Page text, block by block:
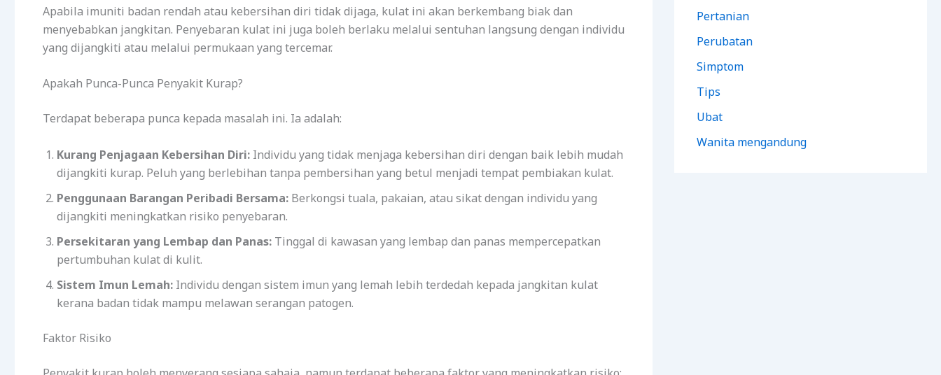
Apabila imuniti badan rendah atau kebersihan diri tidak dijaga, kulat ini akan berkembang biak dan
menyebabkan jangkitan. Penyebaran kulat ini juga boleh berlaku melalui sentuhan langsung dengan individu
yang dijangkiti atau melalui permukaan yang tercemar.
Apakah Punca-Punca Penyakit Kurap?
Terdapat beberapa punca kepada masalah ini. Ia adalah:
Kurang Penjagaan Kebersihan Diri: Individu yang tidak menjaga kebersihan diri dengan baik lebih mudah
dijangkiti kurap. Peluh yang berlebihan tanpa pembersihan yang betul menjadi tempat pembiakan kulat.
Penggunaan Barangan Peribadi Bersama: Berkongsi tuala, pakaian, atau sikat dengan individu yang
dijangkiti meningkatkan risiko penyebaran.
Persekitaran yang Lembap dan Panas: Tinggal di kawasan yang lembap dan panas mempercepatkan
pertumbuhan kulat di kulit.
Sistem Imun Lemah: Individu dengan sistem imun yang lemah lebih terdedah kepada jangkitan kulat
kerana badan tidak mampu melawan serangan patogen.
Faktor Risiko
Pertanian
Perubatan
Simptom
Tips
Ubat
Wanita mengandung